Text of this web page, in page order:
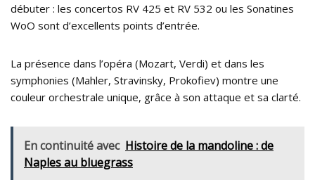
débuter : les concertos RV 425 et RV 532 ou les Sonatines
WoO sont d’excellents points d’entrée.
La présence dans l’opéra (Mozart, Verdi) et dans les
symphonies (Mahler, Stravinsky, Prokofiev) montre une
couleur orchestrale unique, grâce à son attaque et sa clarté.
En continuité avec Histoire de la mandoline : de
Naples au bluegrass